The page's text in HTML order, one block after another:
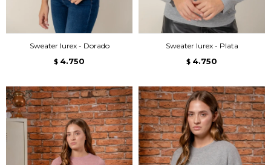
Sweater lurex - Dorado
$ 4.750
Sweater lurex - Plata
$ 4.750